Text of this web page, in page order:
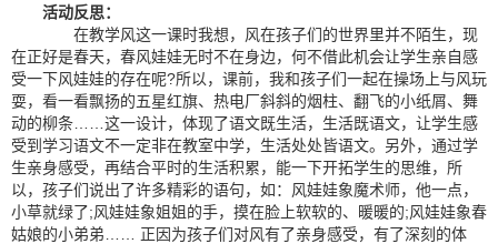
活动反思：
在教学风这一课时我想，风在孩子们的世界里并不陌生，现
在正好是春天，春风娃娃无时不在身边，何不借此机会让学生亲自感
受一下风娃娃的存在呢?所以，课前，我和孩子们一起在操场上与风玩
耍，看一看飘扬的五星红旗、热电厂斜斜的烟柱、翻飞的小纸屑、舞
动的柳条……这一设计，体现了语文既生活，生活既语文，让学生感
受到学习语文不一定非在教室中学，生活处处皆语文。另外，通过学
生亲身感受，再结合平时的生活积累，能一下开拓学生的思维，所
以，孩子们说出了许多精彩的语句，如：风娃娃象魔术师，他一点，
小草就绿了;风娃娃象姐姐的手，摸在脸上软软的、暖暖的;风娃娃象春
姑娘的小弟弟…… 正因为孩子们对风有了亲身感受，有了深刻的体